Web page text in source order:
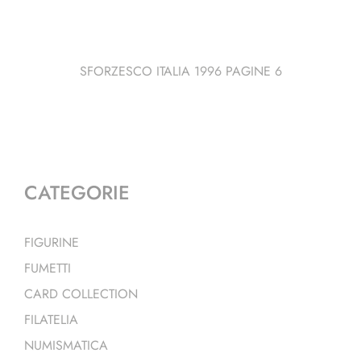
SFORZESCO ITALIA 1996 PAGINE 6
CATEGORIE
FIGURINE
FUMETTI
CARD COLLECTION
FILATELIA
NUMISMATICA